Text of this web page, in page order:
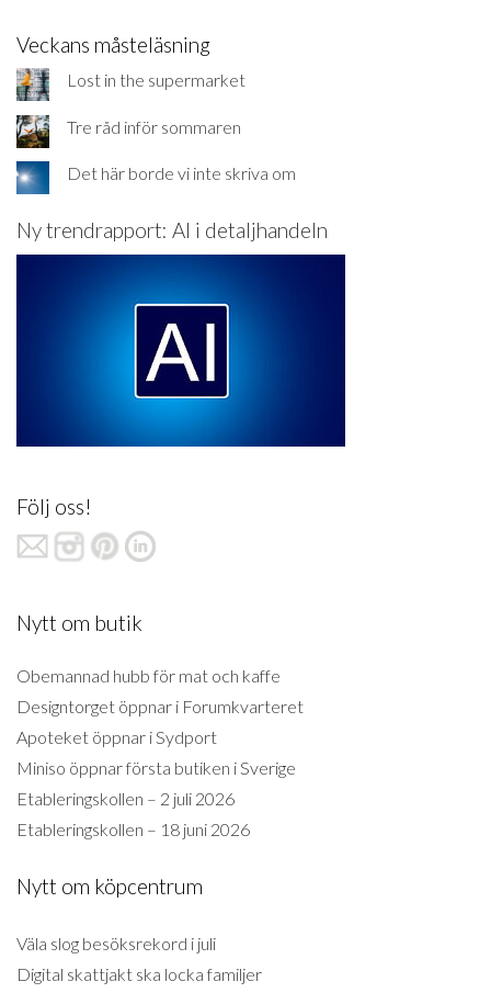
Veckans måsteläsning
Lost in the supermarket
Tre råd inför sommaren
Det här borde vi inte skriva om
Ny trendrapport: AI i detaljhandeln
Följ oss!
Nytt om butik
Obemannad hubb för mat och kaffe
Designtorget öppnar i Forumkvarteret
Apoteket öppnar i Sydport
Miniso öppnar första butiken i Sverige
Etableringskollen – 2 juli 2026
Etableringskollen – 18 juni 2026
Nytt om köpcentrum
Väla slog besöksrekord i juli
Digital skattjakt ska locka familjer